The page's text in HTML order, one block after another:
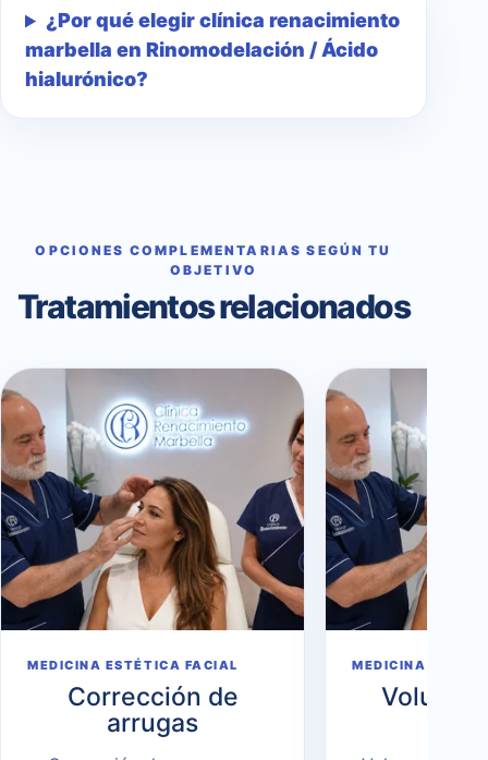
¿Por qué elegir clínica renacimiento
marbella en Rinomodelación / Ácido
hialurónico?
OPCIONES COMPLEMENTARIAS SEGÚN TU
OBJETIVO
Tratamientos relacionados
MEDICINA ESTÉTICA FACIAL
Corrección de
arrugas
MEDICINA